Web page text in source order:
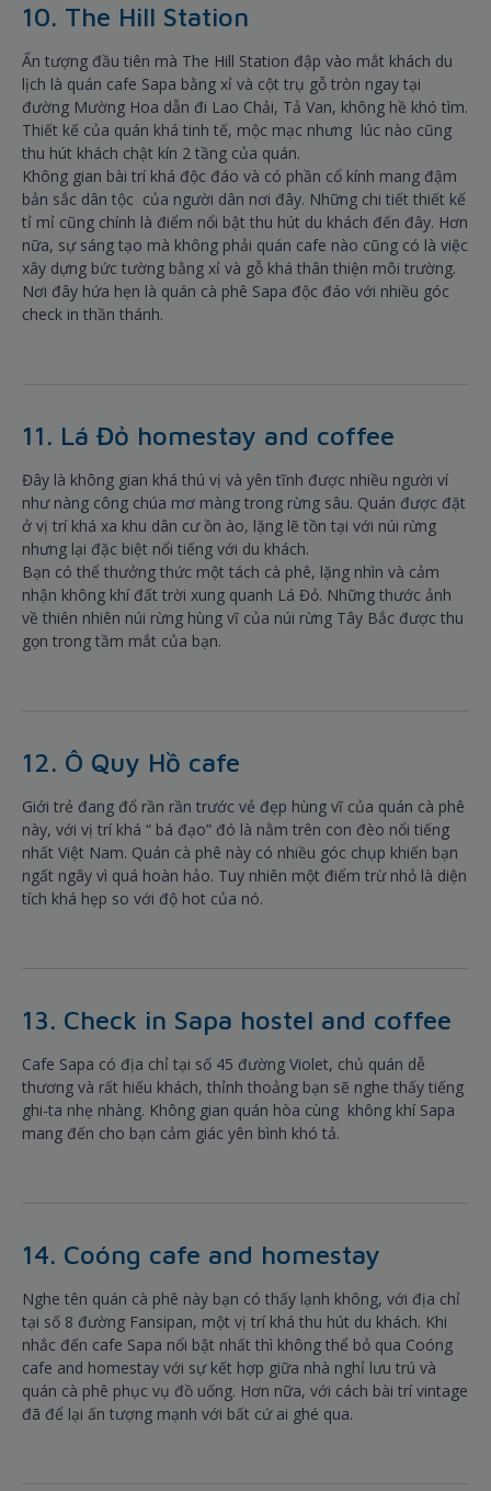
10. The Hill Station
Ấn tượng đầu tiên mà The Hill Station đập vào mắt khách du
lịch là quán cafe Sapa bằng xỉ và cột trụ gỗ tròn ngay tại
đường Mường Hoa dẫn đi Lao Chải, Tả Van, không hề khó tìm.
Thiết kế của quán khá tinh tế, mộc mạc nhưng lúc nào cũng
thu hút khách chật kín 2 tầng của quán.
Không gian bài trí khá độc đáo và có phần cổ kính mang đậm
bản sắc dân tộc của người dân nơi đây. Những chi tiết thiết kế
tỉ mỉ cũng chính là điểm nổi bật thu hút du khách đến đây. Hơn
nữa, sự sáng tạo mà không phải quán cafe nào cũng có là việc
xây dựng bức tường bằng xỉ và gỗ khá thân thiện môi trường.
Nơi đây hứa hẹn là quán cà phê Sapa độc đáo với nhiều góc
check in thần thánh.
11. Lá Đỏ homestay and coffee
Đây là không gian khá thú vị và yên tĩnh được nhiều người ví
như nàng công chúa mơ màng trong rừng sâu. Quán được đặt
ở vị trí khá xa khu dân cư ồn ào, lặng lẽ tồn tại với núi rừng
nhưng lại đặc biệt nổi tiếng với du khách.
Bạn có thể thưởng thức một tách cà phê, lặng nhìn và cảm
nhận không khí đất trời xung quanh Lá Đỏ. Những thước ảnh
về thiên nhiên núi rừng hùng vĩ của núi rừng Tây Bắc được thu
gọn trong tầm mắt của bạn.
12. Ô Quy Hồ cafe
Giới trẻ đang đổ rần rần trước vẻ đẹp hùng vĩ của quán cà phê
này, với vị trí khá “ bá đạo” đó là nằm trên con đèo nổi tiếng
nhất Việt Nam. Quán cà phê này có nhiều góc chụp khiến bạn
ngất ngây vì quá hoàn hảo. Tuy nhiên một điểm trừ nhỏ là diện
tích khá hẹp so với độ hot của nó.
13. Check in Sapa hostel and coffee
Cafe Sapa có địa chỉ tại số 45 đường Violet, chủ quán dễ
thương và rất hiếu khách, thỉnh thoảng bạn sẽ nghe thấy tiếng
ghi-ta nhẹ nhàng. Không gian quán hòa cùng không khí Sapa
mang đến cho bạn cảm giác yên bình khó tả.
14. Coóng cafe and homestay
Nghe tên quán cà phê này bạn có thấy lạnh không, với địa chỉ
tại số 8 đường Fansipan, một vị trí khá thu hút du khách. Khi
nhắc đến cafe Sapa nổi bật nhất thì không thể bỏ qua Coóng
cafe and homestay với sự kết hợp giữa nhà nghỉ lưu trú và
quán cà phê phục vụ đồ uống. Hơn nữa, với cách bài trí vintage
đã để lại ấn tượng mạnh với bất cứ ai ghé qua.